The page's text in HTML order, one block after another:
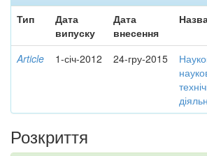
Тип
Дата
випуску
Дата
внесення
Article 1-січ-2012 24-гру-2015
Розкриття